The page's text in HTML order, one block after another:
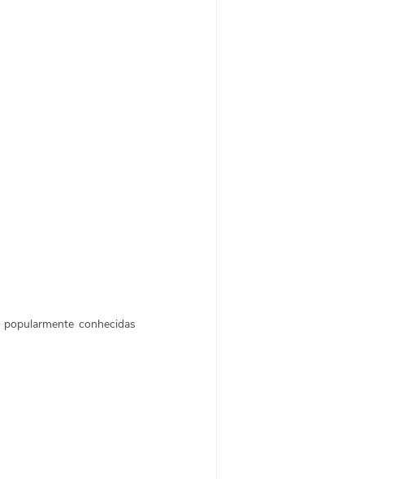
conhecidas